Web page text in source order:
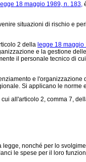
legge 18 maggio 1989, n. 183,
situazioni di rischio e
2 della legge 18 maggio
e la gestione
il personale tecnico di
e l'organizzazione
Si applicano le norme
2, comma 7,
nonché per lo
le spese per il loro